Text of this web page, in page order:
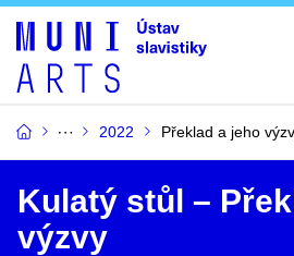
2022 Překlad a jeho
Kulatý stůl –
výzvy